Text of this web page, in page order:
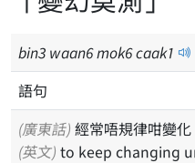
bin3 waan6mok6caak1
語句
(廣東話) 經常唔規律咁變
(英文) to keep changing